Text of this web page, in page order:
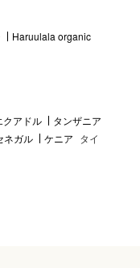
Haruulala organic
クアドル
タンザニア
ネガル ケニア タイ